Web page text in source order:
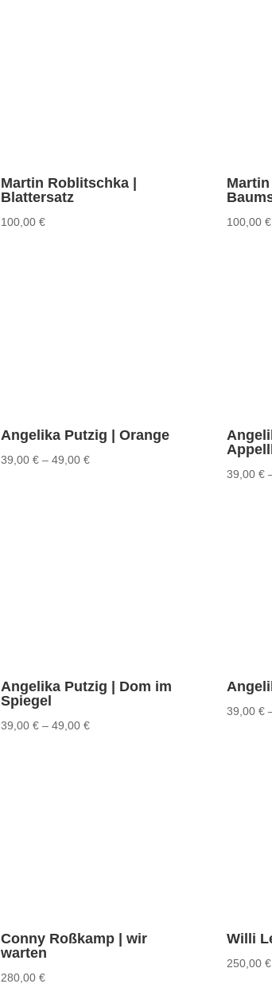
Martin Roblitschka |
Blattersatz
100,00 €
Martin
100,00 €
Angelika Putzig | Orange
39,00 €– 49,00 €
39,00 €
Angelika Putzig | Dom im
Spiegel
39,00 €– 49,00 €
39,00 €
Conny Roßkamp | wir
warten
280,00 €
Willi
250,00 €